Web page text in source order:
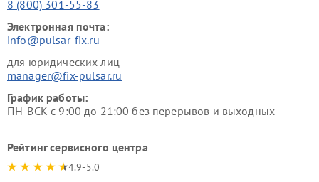
8 (800) 301-55-83
Электронная почта:
info@pulsar-fix.ru
для юридических лиц
manager@fix-pulsar.ru
График работы:
ПН-ВСК с 9:00 до 21:00 без перерывов и выходных
Рейтинг сервисного центра
4.9-5.0